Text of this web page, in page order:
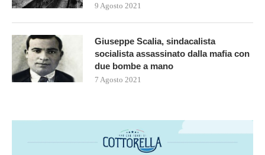
9 Agosto 2021
Giuseppe Scalia, sindacalista
socialista assassinato dalla mafia con
due bombe a mano
7 Agosto 2021